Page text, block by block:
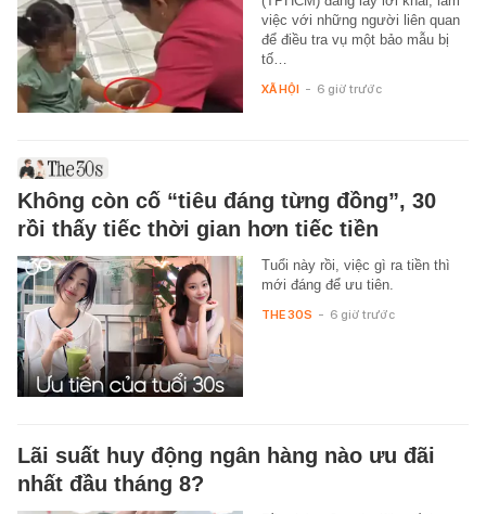
việc với những người liên quan
để điều tra vụ một bảo mẫu bị
tố…
XÃ HỘI - 6 giờ trước
Không còn cố “tiêu đáng từng đồng”, 30
rồi thấy tiếc thời gian hơn tiếc tiền
Tuổi này rồi, việc gì ra tiền thì
mới đáng để ưu tiên.
THE 30S - 6 giờ trước
Lãi suất huy động ngân hàng nào ưu đãi
nhất đầu tháng 8?